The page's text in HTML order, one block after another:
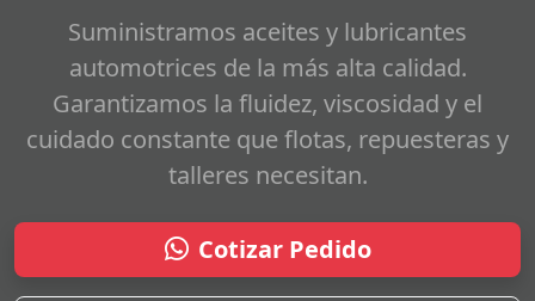
Suministramos aceites y lubricantes
automotrices de la más alta calidad.
Garantizamos la fluidez, viscosidad y el
cuidado constante que flotas, repuesteras y
talleres necesitan.
Cotizar Pedido